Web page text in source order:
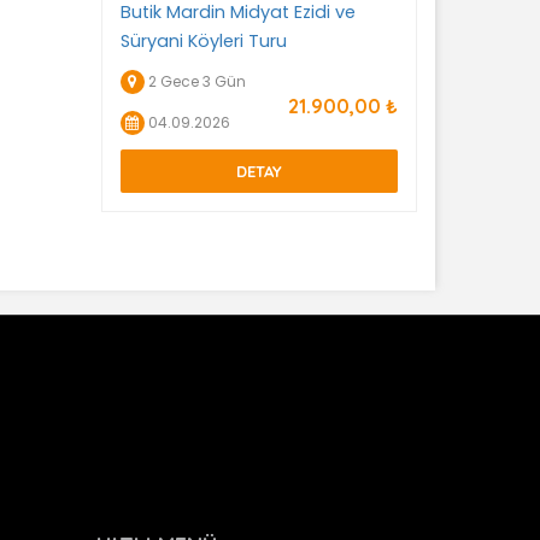
Butik Mardin Midyat Ezidi ve
Süryani Köyleri Turu
2 Gece 3 Gün
04.09.2026
21.900,00 ₺
DETAY